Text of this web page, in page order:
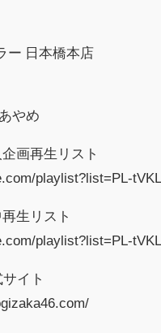
ー 日本橋本店
やめ
画再生リスト
playlist?list=PL-
生リスト
playlist?list=PL-
イト